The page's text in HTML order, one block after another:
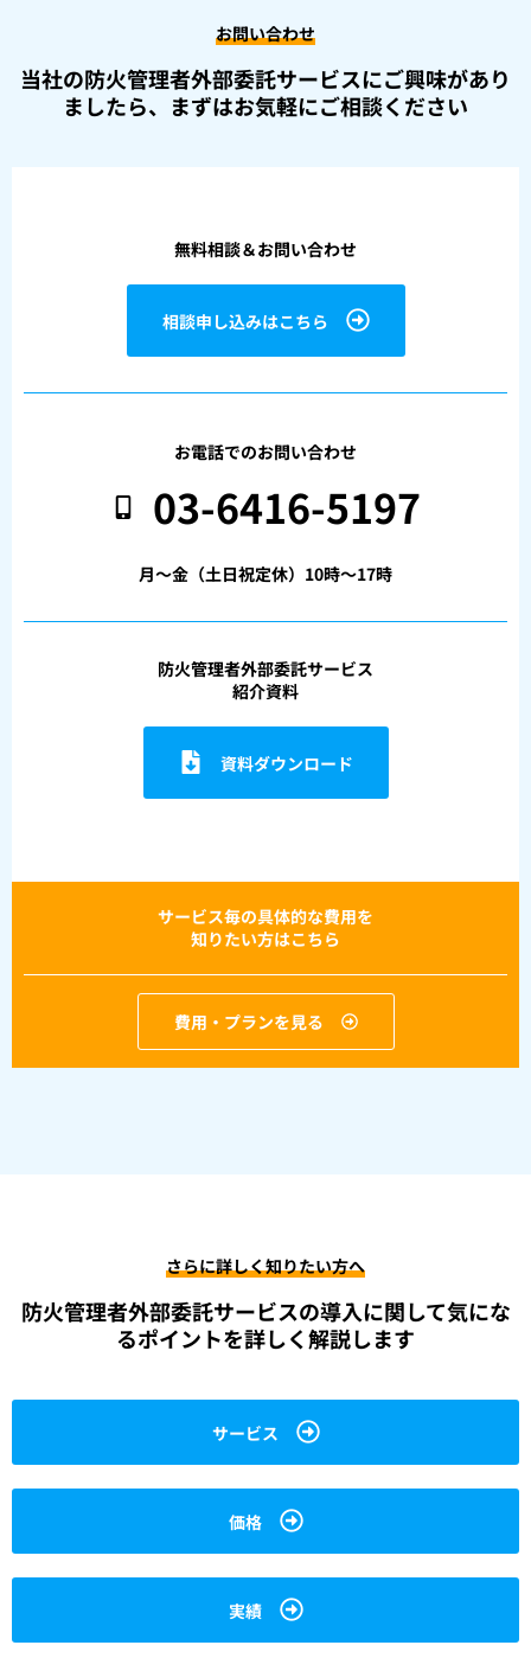
お問い合わせ
当社の防火管理者外部委託サービスにご興味があり
ましたら、 まずはお気軽にご相談ください
無料相談＆お問い合わせ
相談申し込みはこちら
お電話でのお問い合わせ
03-6416-5197
月〜金（土日祝定休）10時〜17時
防火管理者外部委託サービス
紹介資料
資料ダウンロード
サービス毎の具体的な費用を
知りたい方はこちら
費用・プランを見る
さらに詳しく知りたい方へ
防火管理者外部委託サービスの導入に関して気にな
るポイントを詳しく解説します
サービス
価格
実績